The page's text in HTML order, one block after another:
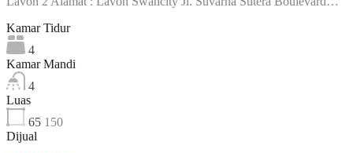
Kamar Tidur
4
Kamar Mandi
4
Luas
65 150
Dijual